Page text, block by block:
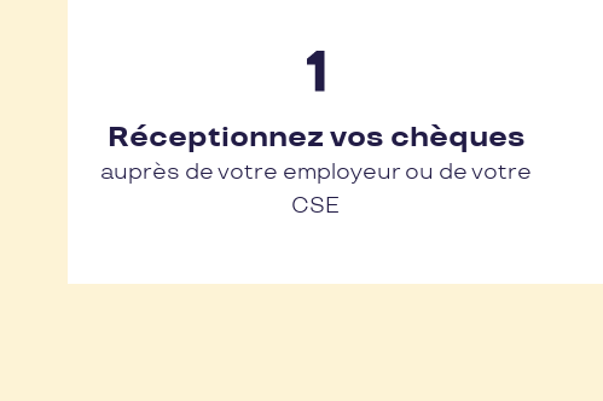
Réceptionnez vos chèques
auprès de votre employeur ou de votre
CSE